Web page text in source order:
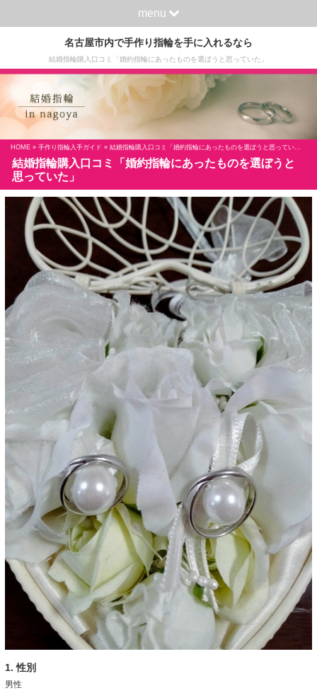
menu
名古屋市内で手作り指輪を手に入れるなら
結婚指輪購入口コミ「婚約指輪にあったものを選ぼうと思っていた」
HOME » 手作り指輪入手ガイド » 結婚指輪購入口コミ「婚約指輪にあったものを選ぼうと思っていた」
結婚指輪購入口コミ「婚約指輪にあったものを選ぼうと
思っていた」
1. 性別
男性